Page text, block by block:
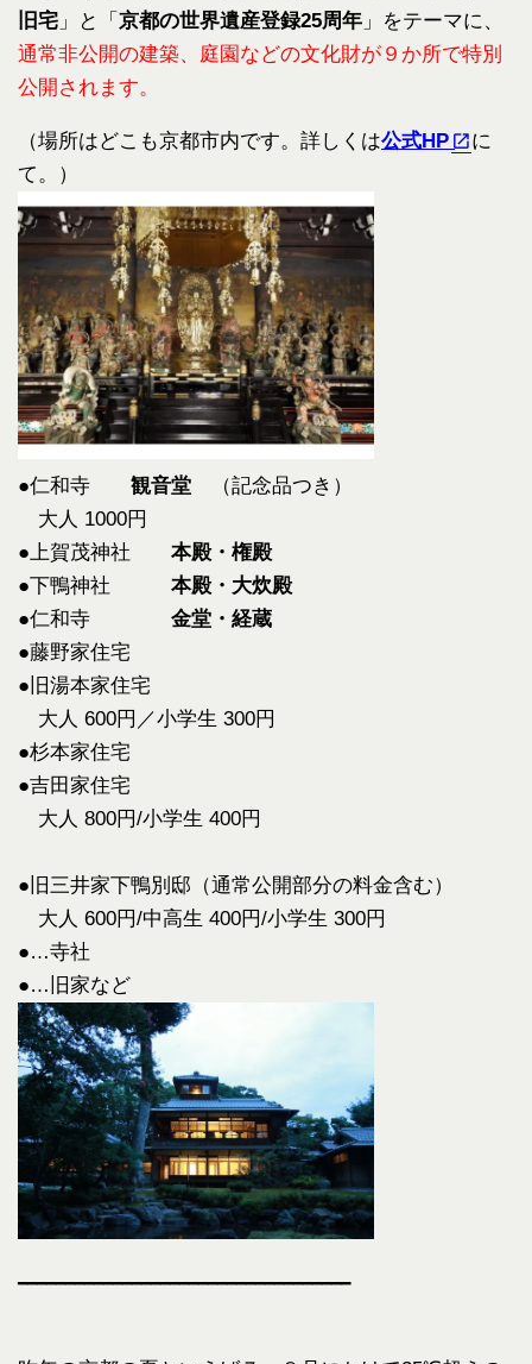
旧宅 」 と「 京都の世界遺産登録25周年 」をテーマに、
通常非公開の建築、
庭園などの文化財が９か所で特別
公開されます。
（場所はどこも京都市内です。詳しくは公式HP
に
て。）
●仁和寺 観音堂
（記念品つき）
大人 1000円
● 上賀茂神社 本殿・権殿
●下鴨神社 本殿・大炊殿
●仁和寺 金堂・経蔵
●藤野家住宅
● 旧湯本家住宅
大人 600円／小学生 300円
●杉本家住宅
●吉田家住宅
大人 800円/小学生 400円
● 旧三井家下鴨別邸（通常公開部分の料金含む）
大人 600円/中高生 400円/小学生 300円
●…寺社
●…旧家など
━━━━━━━━━━━━━━━━━━━━━━━━━━━━━━━━━━━